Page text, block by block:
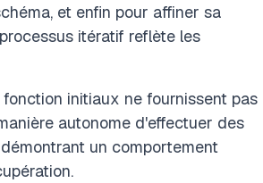
et enfin pour affiner sa
itératif reflète les
initiaux ne fournissent pas
autonome d'effectuer des
un comportement